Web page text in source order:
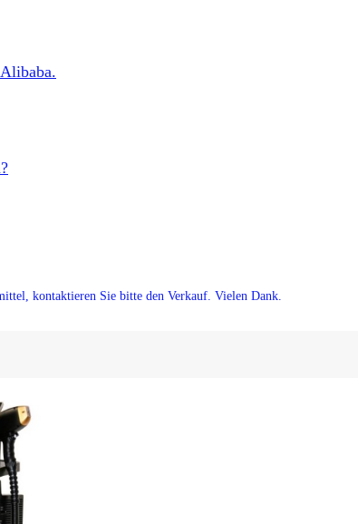
kontaktieren Sie bitte den Verkauf. Vielen Dank.